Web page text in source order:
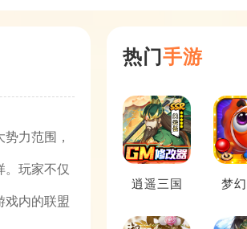
力范围，
。玩家不仅
戏内的联盟
热门手游
逍遥三国 梦